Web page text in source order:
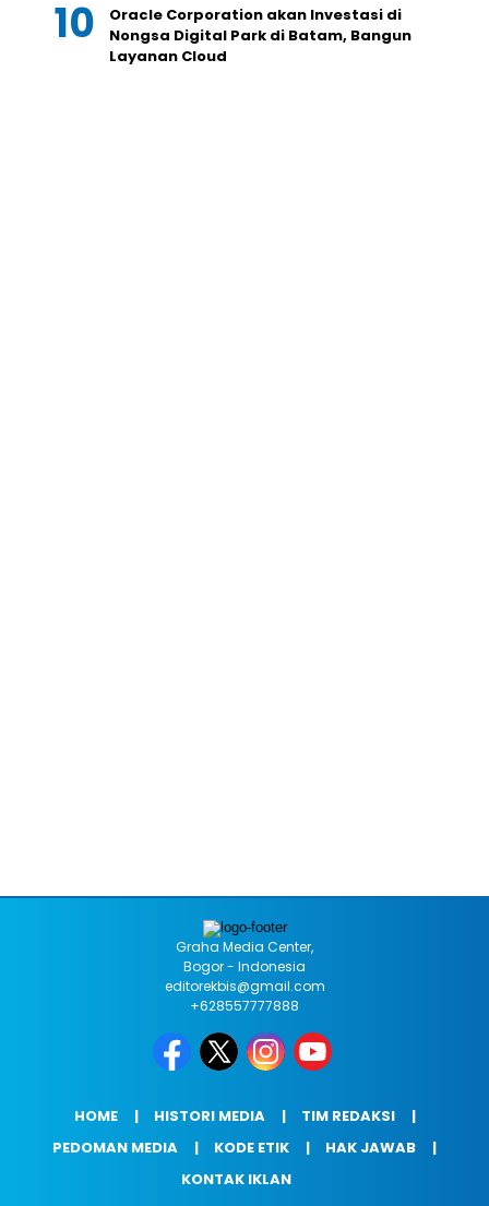
Oracle Corporation akan Investasi di
Nongsa Digital Park di Batam, Bangun
Layanan Cloud
Graha Media Center,
Bogor - Indonesia
editorekbis@gmail.com
+628557777888
HOME HISTORI MEDIA
TIM REDAKSI
PEDOMAN MEDIA
KODE ETIK
HAK JAWAB
KONTAK IKLAN